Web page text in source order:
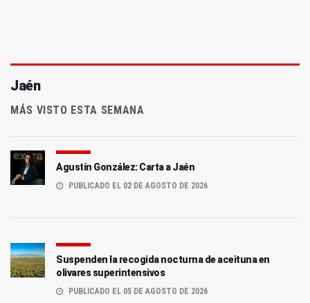
Jaén
MÁS VISTO ESTA SEMANA
Agustín González: Carta a Jaén
PUBLICADO EL 02 DE AGOSTO DE 2026
Suspenden la recogida nocturna de aceituna en
olivares superintensivos
PUBLICADO EL 05 DE AGOSTO DE 2026